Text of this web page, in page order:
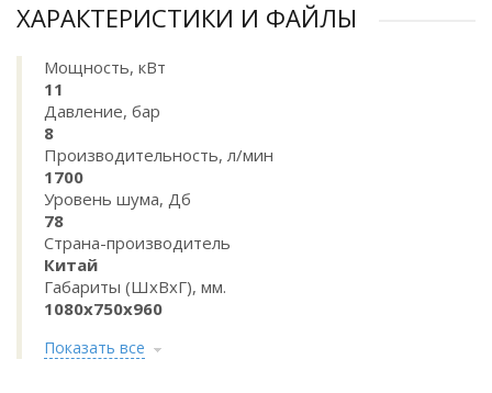
ХАРАКТЕРИСТИКИ И ФАЙЛЫ
Мощность, кВт
11
Давление, бар
8
Производительность, л/мин
1700
Уровень шума, Дб
78
Страна-производитель
Китай
Габариты (ШхВхГ), мм.
1080х750х960
Показать все